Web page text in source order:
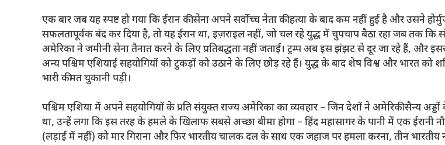
एक बार जब यह स्पष्ट हो गया कि ईरान की सेना अपने सर्वोच्च नेता की हत्या के बाद कम नहीं हुई है और उसने
सफलतापूर्वक बंद कर दिया है, तो यह ईरान था, इज़राइल नहीं, जो चल रहे युद्ध में चुपचाप बैठा रहा जब तक कि
अमेरिका ने जमीनी सेना तैनात करने के लिए प्रतिबद्धता नहीं जताई। ट्रम्प अब इस झंझट से दूर जा रहे हैं, और
अन्य पश्चिम एशियाई सहयोगियों को टुकड़ों को उठाने के लिए छोड़ रहे हैं। युद्ध के बाद शेष विश्व और भारत को
भारी कीमत चुकानी पड़ी।
पश्चिम एशिया में अपने सहयोगियों के प्रति संयुक्त राज्य अमेरिका का व्यवहार – जिन देशों ने अमेरिकी सैन्य
था, उन्हें लगा कि इस तरह के हमले के खिलाफ सबसे अच्छा बीमा होगा – हिंद महासागर के पानी में एक ईरानी
(लड़ाई में नहीं) को मार गिराना और फिर भारतीय चालक दल के साथ एक जहाज पर हमला करना, तीन भारतीय